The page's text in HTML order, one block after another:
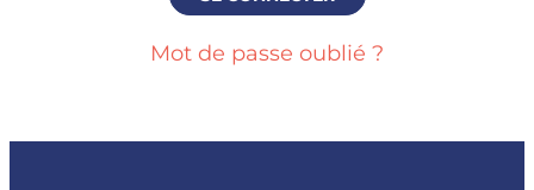
Mot de passe oublié ?